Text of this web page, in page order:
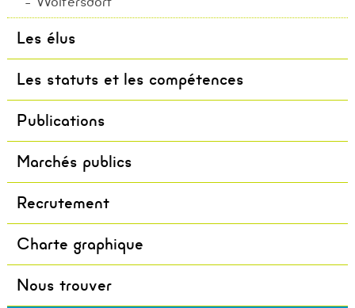
Les élus
Les statuts et les compétences
Publications
Marchés publics
Recrutement
Charte graphique
Nous trouver